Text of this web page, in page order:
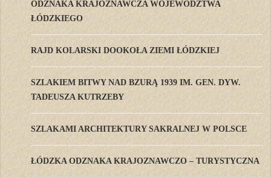
ODZNAKA KRAJOZNAWCZA WOJEWÓDZTWA
ŁÓDZKIEGO
RAJD KOLARSKI DOOKOŁA ZIEMI ŁÓDZKIEJ
SZLAKIEM BITWY NAD BZURĄ 1939 IM. GEN. DYW.
TADEUSZA KUTRZEBY
SZLAKAMI ARCHITEKTURY SAKRALNEJ W POLSCE
ŁÓDZKA ODZNAKA KRAJOZNAWCZO – TURYSTYCZNA